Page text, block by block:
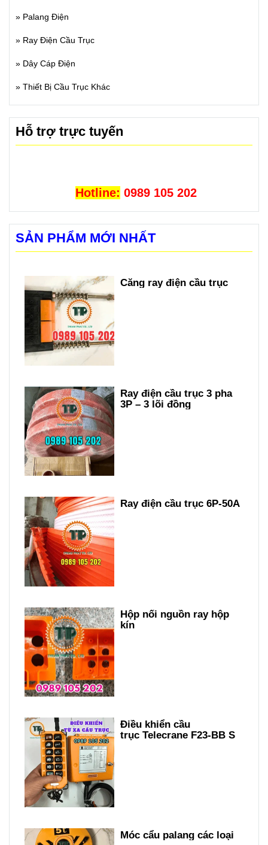
» Palang Điện
» Ray Điện Cầu Trục
» Dây Cáp Điện
» Thiết Bị Cầu Trục Khác
Hỗ trợ trực tuyến
Hotline: 0989 105 202
SẢN PHẨM MỚI NHẤT
Căng ray điện cầu trục
Ray điện cầu trục 3 pha
3P – 3 lõi đồng
Ray điện cầu trục 6P-50A
Hộp nối nguồn ray hộp
kín
Điều khiển cầu
trục Telecrane F23-BB S
Móc cẩu palang các loại